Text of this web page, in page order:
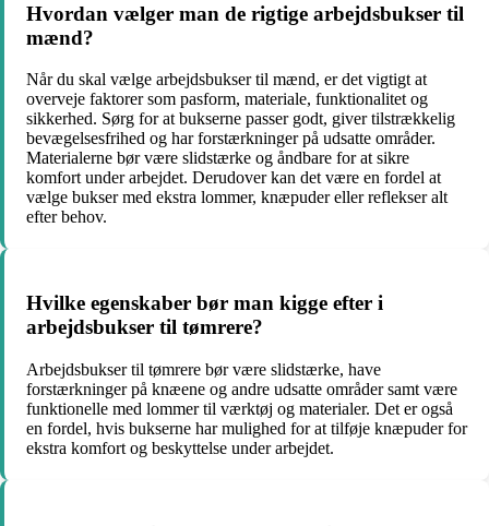
Hvordan vælger man de rigtige arbejdsbukser til
mænd?
Når du skal vælge arbejdsbukser til mænd, er det vigtigt at
overveje faktorer som pasform, materiale, funktionalitet og
sikkerhed. Sørg for at bukserne passer godt, giver tilstrækkelig
bevægelsesfrihed og har forstærkninger på udsatte områder.
Materialerne bør være slidstærke og åndbare for at sikre
komfort under arbejdet. Derudover kan det være en fordel at
vælge bukser med ekstra lommer, knæpuder eller reflekser alt
efter behov.
Hvilke egenskaber bør man kigge efter i
arbejdsbukser til tømrere?
Arbejdsbukser til tømrere bør være slidstærke, have
forstærkninger på knæene og andre udsatte områder samt være
funktionelle med lommer til værktøj og materialer. Det er også
en fordel, hvis bukserne har mulighed for at tilføje knæpuder for
ekstra komfort og beskyttelse under arbejdet.